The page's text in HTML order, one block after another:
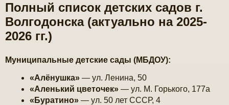
щ
н
Полный список детских садов г.
Волгодонска (актуально на 2025-
2026 гг.)
Муниципальные детские сады (МБДОУ):
«Алёнушка» — ул. Ленина, 50
«Аленький цветочек» — ул. М. Горького, 177а
«Буратино» — ул. 50 лет СССР, 4